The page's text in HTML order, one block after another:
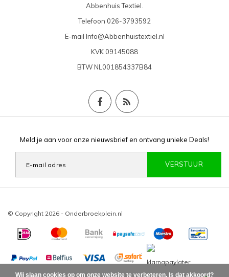
Abbenhuis Textiel.
Telefoon 026-3793592
E-mail Info@Abbenhuistextiel.nl
KVK 09145088
BTWNL001854337B84
Meld je aan voor onze nieuwsbrief en ontvang unieke Deals!
VERSTUUR
© Copyright 2026 - Onderbroekplein.nl
Wij slaan cookies op om onze website te verbeteren. Is dat akkoord?